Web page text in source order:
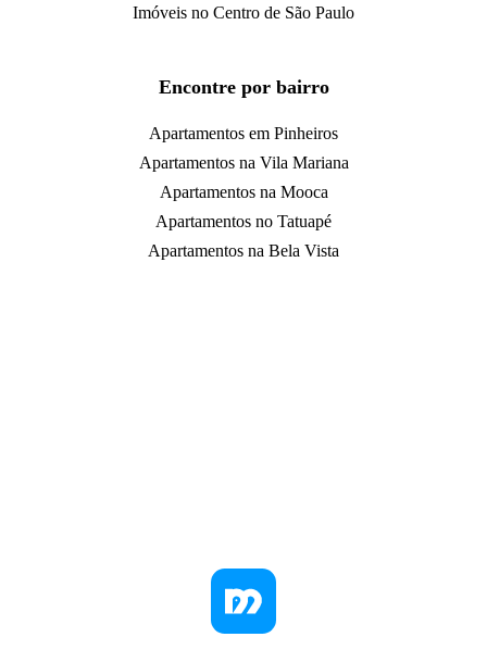
Imóveis no Centro de São Paulo
Encontre por bairro
Apartamentos em Pinheiros
Apartamentos na Vila Mariana
Apartamentos na Mooca
Apartamentos no Tatuapé
Apartamentos na Bela Vista